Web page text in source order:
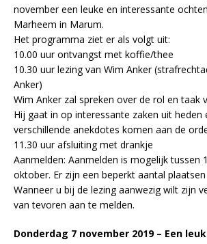
november een leuke en interessante
Marheem in Marum.
Het programma ziet er als volgt uit:
10.00 uur ontvangst met koffie/thee
10.30 uur lezing van Wim Anker
Anker)
Wim Anker zal spreken over de rol en taak
Hij gaat in op interessante zaken uit heden
verschillende anekdotes komen aan de
11.30 uur afsluiting met drankje
Aanmelden: Aanmelden is mogelijk tussen
oktober. Er zijn een beperkt aantal
Wanneer u bij de lezing aanwezig wilt zijn
van tevoren aan te melden.
Donderdag 7 november 2019 – Een